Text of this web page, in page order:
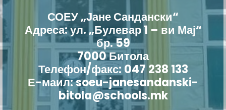
СОЕУ „Јане Сандански“
Адреса: ул. „Булевар 1 – ви Мај“
бр. 59
7000 Битола
Телефон/факс: 047 238 133
Е-маил: soeu-janesandanski-
bitola@schools.mk